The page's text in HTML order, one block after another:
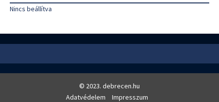
Nincs beállítva
© 2023. debrecen.hu
Adatvédelem
Impresszum